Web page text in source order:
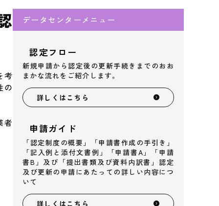
考
の
者
データセンターメニュー
認定フロー
新規申請から認定後の更新手続きまでのおお
まかな流れをご紹介します。
詳しくはこちら
申請ガイド
「認定制度の概要」「申請書作成の手引き」
「記入例と添付文書例」「申請書A」「申請
書B」及び「提出書類及び資料内訳書」認定
及び更新の申請にあたっての詳しい内容につ
いて
詳しくはこちら